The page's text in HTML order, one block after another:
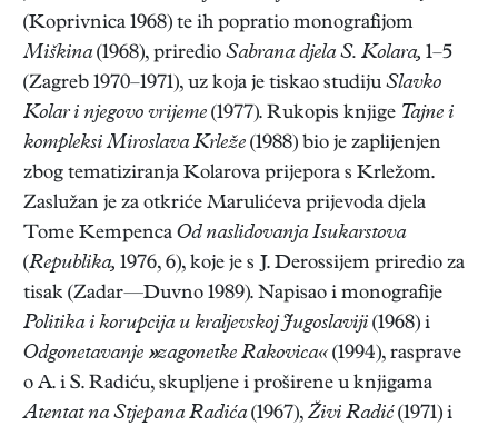
(Koprivnica 1968) te ih popratio monografijom
Miškina(1968), priredio Sabrana djela S. Kolara, 1–5
(Zagreb 1970–1971), uz koja je tiskao studiju Slavko
Kolar i njegovo vrijeme (1977). Rukopis knjige Tajne i
kompleksi Miroslava Krleže (1988) bio je zaplijenjen
zbog tematiziranja Kolarova prijepora s Krležom.
Zaslužan je za otkriće Marulićeva prijevoda djela
Tome Kempenca Od naslidovanja Isukarstova
(Republika, 1976, 6), koje je s J. Derossijem priredio za
tisak (Zadar—Duvno 1989). Napisao i monografije
Politika i korupcija u kraljevskoj Jugoslaviji (1968) i
Odgonetavanje »zagonetke Rakovica« (1994), rasprave
o A. i S. Radiću, skupljene i proširene u knjigama
Atentat na Stjepana Radića(1967), Živi Radić (1971) i